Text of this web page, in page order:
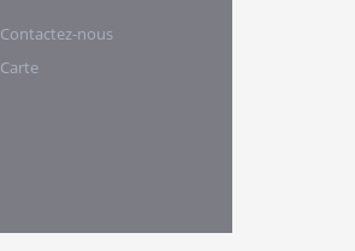
Contactez-nous
Carte